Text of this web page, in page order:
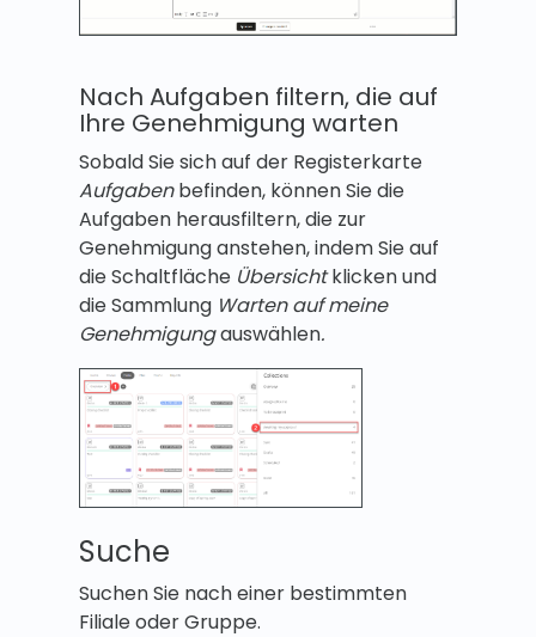
Nach Aufgaben filtern, die auf
Ihre Genehmigung warten
Sobald Sie sich auf der Registerkarte
Aufgabenbefinden, können Sie die
Aufgaben herausfiltern, die zur
Genehmigung anstehen, indem Sie auf
die Schaltfläche Übersichtklicken und
die Sammlung Warten auf meine
Genehmigungauswählen.
Suche
Suchen Sie nach einer bestimmten
Filiale oder Gruppe.